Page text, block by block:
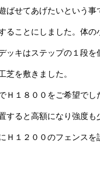
ばせてあげたいという事
ることにしました。体の
ッキはステップの１段を
芝を敷きました。
１８００をご希望でし
すると高額になり強度も
Ｈ１２００のフェンスを